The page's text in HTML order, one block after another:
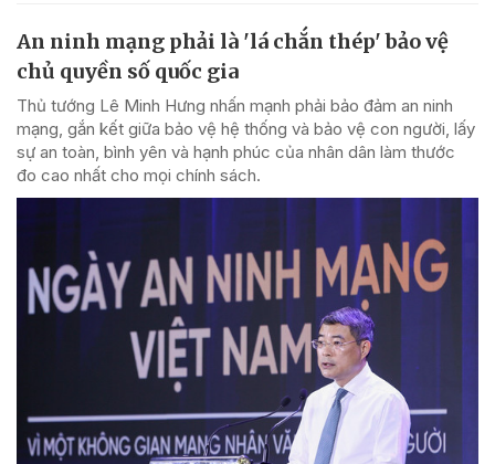
An ninh mạng phải là 'lá chắn thép' bảo vệ
chủ quyền số quốc gia
Thủ tướng Lê Minh Hưng nhấn mạnh phải bảo đảm an ninh
mạng, gắn kết giữa bảo vệ hệ thống và bảo vệ con người, lấy
sự an toàn, bình yên và hạnh phúc của nhân dân làm thước
đo cao nhất cho mọi chính sách.